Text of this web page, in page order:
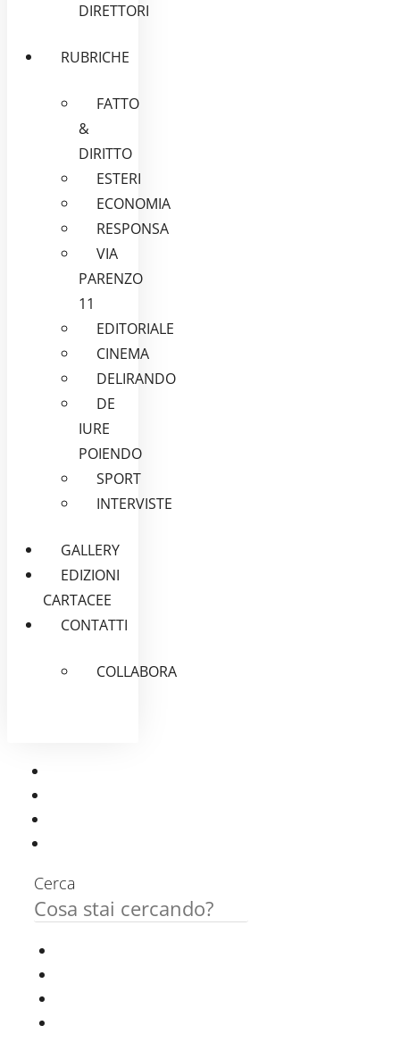
DIRETTORI
RUBRICHE
FATTO
&
DIRITTO
ESTERI
ECONOMIA
RESPONSA
VIA
PARENZO
11
EDITORIALE
CINEMA
DELIRANDO
DE
IURE
POIENDO
SPORT
INTERVISTE
GALLERY
EDIZIONI
CARTACEE
CONTATTI
COLLABORA
Cerca